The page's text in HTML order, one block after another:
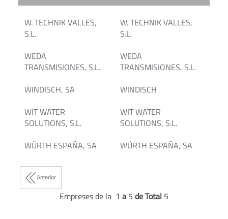
W. TECHNIK VALLES,
S.L.
W. TECHNIK VALLES,
S.L.
WEDA
TRANSMISIONES, S.L.
WEDA
TRANSMISIONES, S.L.
WINDISCH, SA
WINDISCH
WIT WATER
SOLUTIONS, S.L.
WIT WATER
SOLUTIONS, S.L.
WÜRTH ESPAÑA, SA
WÜRTH ESPAÑA, SA
Anterior
Empreses de la 1 a5 de Total 5